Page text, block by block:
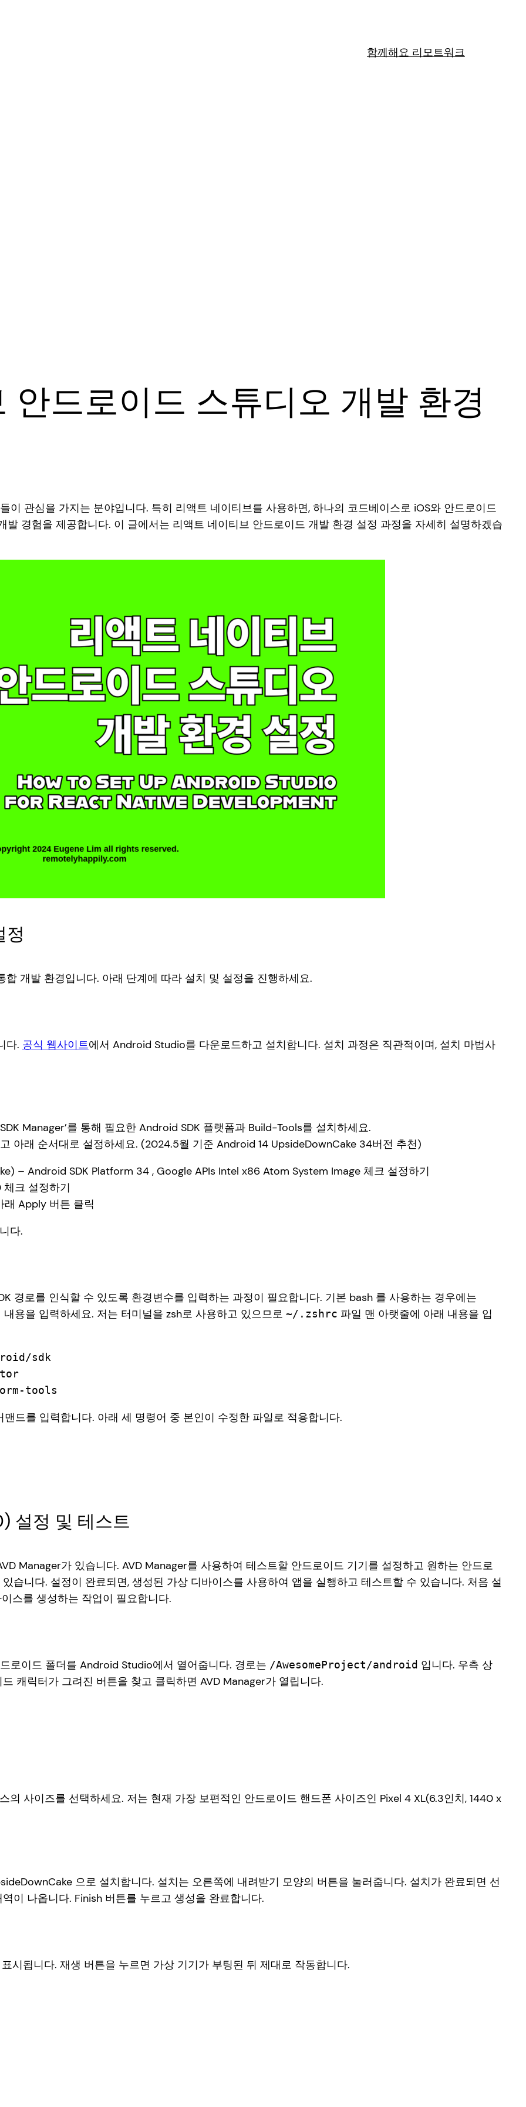
함께해요 리모트워크
안드로이드 스튜디오 개발 환경
이 관심을 가지는 분야입니다. 특히 리액트 네이티브를 사용하면, 하나의 코드베이스로 iOS와 안드로이드
경험을 제공합니다. 이 글에서는 리액트 네이티브 안드로이드 개발 환경 설정 과정을 자세히 설명하겠습
정
개발 환경입니다. 아래 단계에 따라 설치 및 설정을 진행하세요.
다. 공식 웹사이트에서 Android Studio를 다운로드하고 설치합니다. 설치 과정은 직관적이며, 설치 마법사
Manager’를 통해 필요한 Android SDK 플랫폼과 Build-Tools를 설치하세요.
아래 순서대로 설정하세요. (2024.5월 기준 Android 14 UpsideDownCake 34버전 추천)
– Android SDK Platform 34 , Google APIs Intel x86 Atom System Image 체크 설정하기
크 설정하기
래 Apply 버튼 클릭
다.
경로를 인식할 수 있도록 환경변수를 입력하는 과정이 필요합니다. 기본 bash 를 사용하는 경우에는
용을 입력하세요. 저는 터미널을 zsh로 사용하고 있으므로 ~/.zshrc 파일 맨 아랫줄에 아래 내용을 입
sdk
tools
드를 입력합니다. 아래 세 명령어 중 본인이 수정한 파일로 적용합니다.
설정 및 테스트
Manager가 있습니다. AVD Manager를 사용하여 테스트할 안드로이드 기기를 설정하고 원하는 안드로
습니다. 설정이 완료되면, 생성된 가상 디바이스를 사용하여 앱을 실행하고 테스트할 수 있습니다. 처음 설
스를 생성하는 작업이 필요합니다.
로이드 폴더를 Android Studio에서 열어줍니다. 경로는 /AwesomeProject/android 입니다. 우측 상
캐릭터가 그려진 버튼을 찾고 클릭하면 AVD Manager가 열립니다.
사이즈를 선택하세요. 저는 현재 가장 보편적인 안드로이드 핸드폰 사이즈인 Pixel 4 XL(6.3인치, 1440 x
으로 설치합니다. 설치는 오른쪽에 내려받기 모양의 버튼을 눌러줍니다. 설치가 완료되면 선
이 나옵니다. Finish 버튼를 누르고 생성을 완료합니다.
시됩니다. 재생 버튼을 누르면 가상 기기가 부팅된 뒤 제대로 작동합니다.